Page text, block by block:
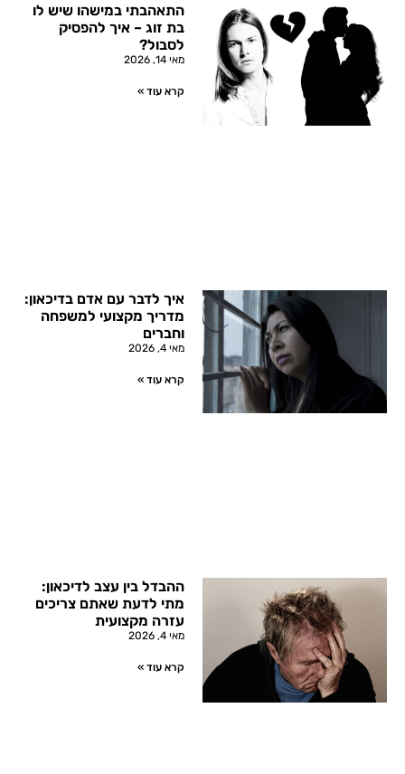
התאהבתי במישהו שיש לו
בת זוג – איך להפסיק
לסבול?
מאי 14, 2026
קרא עוד »
איך לדבר עם אדם בדיכאון:
מדריך מקצועי למשפחה
וחברים
מאי 4, 2026
קרא עוד »
ההבדל בין עצב לדיכאון:
מתי לדעת שאתם צריכים
עזרה מקצועית
מאי 4, 2026
קרא עוד »